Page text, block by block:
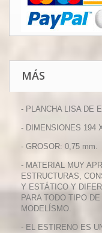
MÁS
- PLANCHA LISA DE
- DIMENSIONES 194
- GROSOR: 0,75 mm.
- MATERIAL MUY
ESTRUCTURAS,
Y ESTÁTICO Y
PARA TODO TIPO
MODELÍSMO.
- EL ESTIRENO ES